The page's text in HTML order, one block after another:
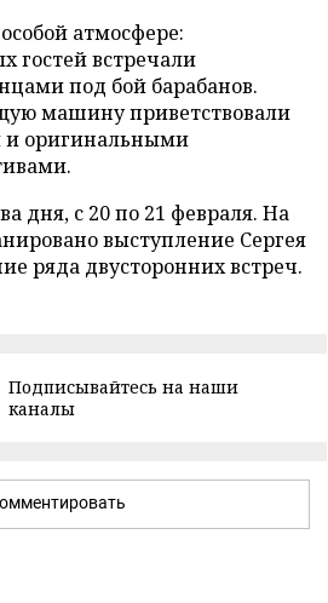
атмосфере:
гостей встречали
под бой барабанов.
машину приветствовали
оригинальными
дня, с 20 по 21 февраля. На
выступление Сергея
ряда двусторонних встреч.
Подписывайтесь на наши
каналы